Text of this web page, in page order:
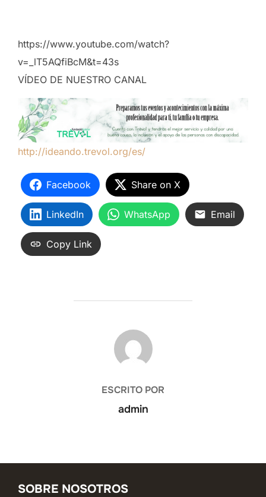
https://www.youtube.com/watch?
v=_lT5AQfiBcM&t=43s
VÍDEO DE NUESTRO CANAL
http://ideando.trevol.org/es/
Facebook Share on X
LinkedIn WhatsApp Email
Copy Link
AUTOR DE LA ENTRADA
ESCRITO POR
admin
SOBRE NOSOTROS